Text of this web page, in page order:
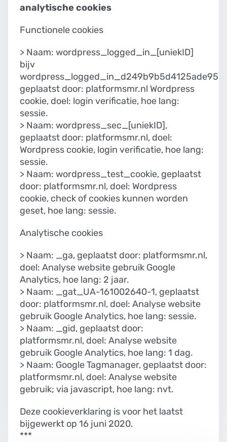
analytische cookies
Functionele cookies
> Naam: wordpress_logged_in_[uniekID]
bijv
geplaatst door: platformsmr.nl Wordpress
cookie, doel: login verificatie, hoe lang:
sessie.
> Naam: wordpress_sec_[uniekID],
geplaatst door: platformsmr.nl, doel:
Wordpress cookie, login verificatie, hoe lang:
sessie.
> Naam: wordpress_test_cookie, geplaatst
door: platformsmr.nl, doel: Wordpress
cookie, check of cookies kunnen worden
geset, hoe lang: sessie.
Analytische cookies
> Naam: _ga, geplaatst door: platformsmr.nl,
doel: Analyse website gebruik Google
Analytics, hoe lang: 2 jaar.
> Naam: _gat_UA-161002640-1, geplaatst
door: platformsmr.nl, doel: Analyse website
gebruik Google Analytics, hoe lang: sessie.
> Naam: _gid, geplaatst door:
platformsmr.nl, doel: Analyse website
gebruik Google Analytics, hoe lang: 1 dag.
> Naam: Google Tagmanager, geplaatst door:
platformsmr.nl, doel: Analyse website
gebruik; via javascript, hoe lang: nvt.
Deze cookieverklaring is voor het laatst
bijgewerkt op 16 juni 2020.
***